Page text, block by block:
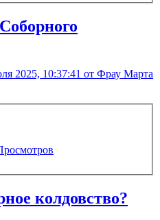
2025, 10:37:41 от Фрау Марта
колдовство?